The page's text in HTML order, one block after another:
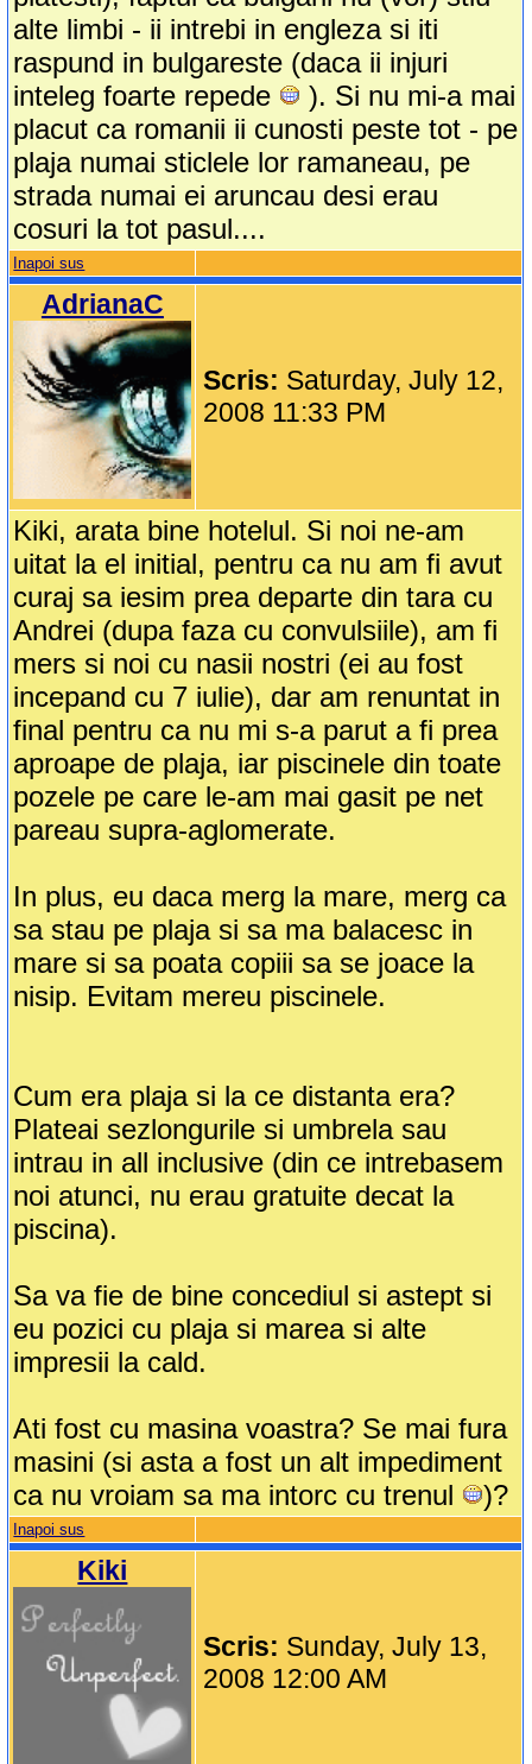
alte limbi - ii intrebi in engleza si iti
raspund in bulgareste (daca ii injuri
inteleg foarte repede
). Si nu mi-a mai
placut ca romanii ii cunosti peste tot - pe
plaja numai sticlele lor ramaneau, pe
strada numai ei aruncau desi erau
cosuri la tot pasul....
Inapoi sus
AdrianaC
Scris: Saturday, July 12,
2008 11:33 PM
Kiki, arata bine hotelul. Si noi ne-am
uitat la el initial, pentru ca nu am fi avut
curaj sa iesim prea departe din tara cu
Andrei (dupa faza cu convulsiile), am fi
mers si noi cu nasii nostri (ei au fost
incepand cu 7 iulie), dar am renuntat in
final pentru ca nu mi s-a parut a fi prea
aproape de plaja, iar piscinele din toate
pozele pe care le-am mai gasit pe net
pareau supra-aglomerate.
In plus, eu daca merg la mare, merg ca
sa stau pe plaja si sa ma balacesc in
mare si sa poata copiii sa se joace la
nisip. Evitam mereu piscinele.
Cum era plaja si la ce distanta era?
Plateai sezlongurile si umbrela sau
intrau in all inclusive (din ce intrebasem
noi atunci, nu erau gratuite decat la
piscina).
Sa va fie de bine concediul si astept si
eu pozici cu plaja si marea si alte
impresii la cald.
Ati fost cu masina voastra? Se mai fura
masini (si asta a fost un alt impediment
ca nu vroiam sa ma intorc cu trenul
)?
Inapoi sus
Kiki
Scris: Sunday, July 13,
2008 12:00 AM